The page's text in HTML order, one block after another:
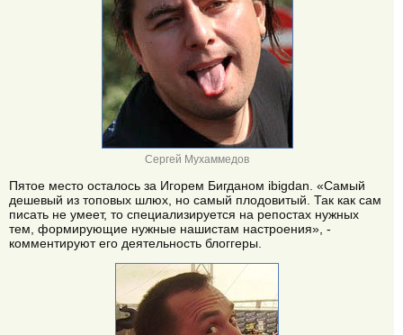
Сергей Мухаммедов
Пятое место осталось за Игорем Бигданом ibigdan. «Самый
дешевый из топовых шлюх, но самый плодовитый. Так как сам
писать не умеет, то специализируется на репостах нужных
тем, формирующие нужные нашистам настроения», -
комментируют его деятельность блоггеры.